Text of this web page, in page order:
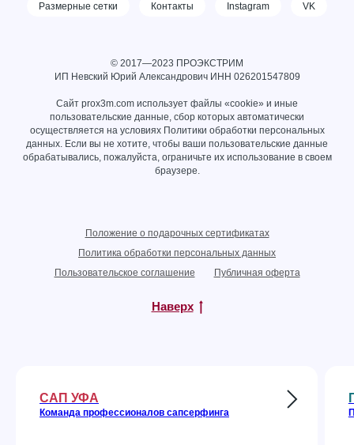
Размерные сетки Контакты Instagram VK
© 2017—2023 ПРОЭКСТРИМ
ИП Невский Юрий Александрович ИНН 026201547809
Сайт prox3m.com использует файлы «cookie» и иные
пользовательские данные, сбор которых автоматически
осуществляется на условиях Политики обработки персональных
данных. Если вы не хотите, чтобы ваши пользовательские данные
обрабатывались, пожалуйста, ограничьте их использование в своем
браузере.
Положение о подарочных сертификатах
Политика обработки персональных данных
Пользовательское соглашение
Публичная оферта
Наверх
САП УФА
Команда профессионалов сапсерфинга